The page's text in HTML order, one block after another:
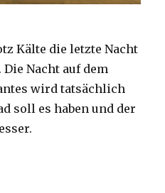
Kälte die letzte Nacht
Nacht auf dem
wird tatsächlich
soll es haben und der